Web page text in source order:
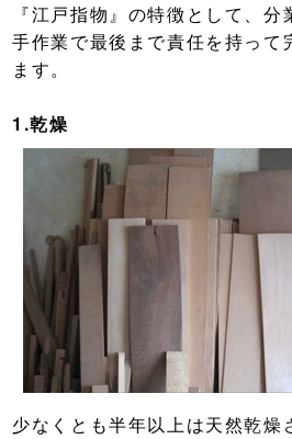
『江戸指物』の特徴として、
手作業で最後まで責任を持って
ます。
1.乾燥
少なくとも半年以上は天然乾燥